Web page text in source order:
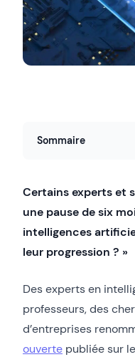
Sommaire
Certains experts et
une pause de six
intelligences
leur progression ? »
Des experts en
professeurs, des
d’entreprises
ouverte publiée sur